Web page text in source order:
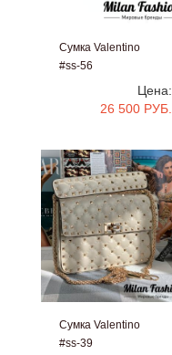
Сумка Valentino
#ss-56
Цена:
26 500 РУБ.
Сумка Valentino
#ss-39